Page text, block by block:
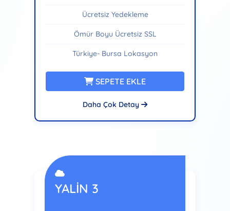
Ücretsiz Yedekleme
Ömür Boyu Ücretsiz SSL
Türkiye- Bursa Lokasyon
SEPETE EKLE
Daha Çok Detay
YALİN 3